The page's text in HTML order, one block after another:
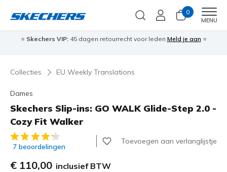
0
MENU
⭐ Skechers VIP:45 dagen retourrecht voor leden Meld je aan ⭐
Collecties EU Weekly Translations
Dames
Skechers Slip-ins: GO WALK Glide-Step 2.0 -
Cozy Fit Walker
5 van de 5 klantbeoordelingen
7 beoordelingen
Toevoegen aan verlanglijstje
€ 110,00 inclusief BTW